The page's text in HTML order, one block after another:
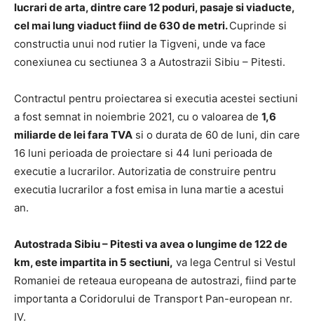
lucrari de arta, dintre care 12 poduri, pasaje si viaducte,
cel mai lung viaduct fiind de 630 de metri.Cuprinde si
constructia unui nod rutier la Tigveni, unde va face
conexiunea cu sectiunea 3 a Autostrazii Sibiu – Pitesti.
Contractul pentru proiectarea si executia acestei sectiuni
a fost semnat in noiembrie 2021, cu o valoarea de 1,6
miliarde de lei fara TVA si o durata de 60 de luni, din care
16 luni perioada de proiectare si 44 luni perioada de
executie a lucrarilor. Autorizatia de construire pentru
executia lucrarilor a fost emisa in luna martie a acestui
an.
Autostrada Sibiu – Pitesti va avea o lungime de 122 de
km, este impartita in 5 sectiuni, va lega Centrul si Vestul
Romaniei de reteaua europeana de autostrazi, fiind parte
importanta a Coridorului de Transport Pan-european nr.
IV.